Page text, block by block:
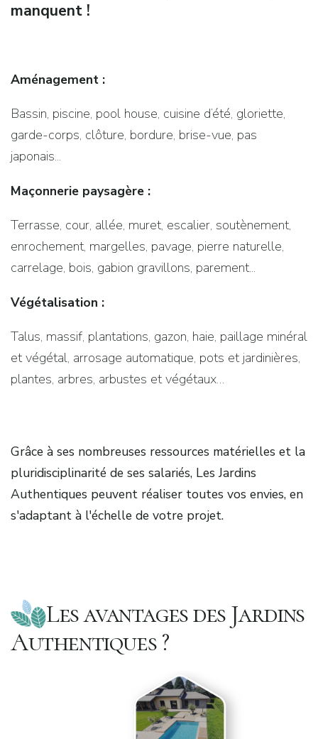
manquent !
Aménagement :
Bassin, piscine, pool house, cuisine d’été, gloriette,
garde-corps, clôture, bordure, brise-vue, pas
japonais...
Maçonnerie paysagère :
Terrasse, cour, allée, muret, escalier, soutènement,
enrochement, margelles, pavage, pierre naturelle,
carrelage, bois, gabion gravillons, parement...
Végétalisation :
Talus, massif, plantations, gazon, haie, paillage minéral
et végétal, arrosage automatique, pots et jardinières,
plantes, arbres, arbustes et végétaux…
Grâce à ses nombreuses ressources matérielles et la
pluridisciplinarité de ses salariés, Les Jardins
Authentiques peuvent réaliser toutes vos envies, en
s'adaptant à l'échelle de votre projet.
Les avantages des Jardins
Authentiques ?